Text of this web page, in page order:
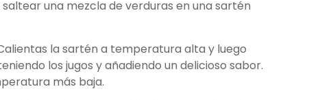
una mezcla de verduras en una sartén
la sartén a temperatura alta y luego
los jugos y añadiendo un delicioso sabor.
más baja.